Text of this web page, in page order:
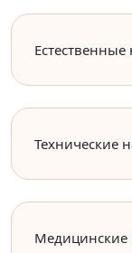
Естественные
Технические
Медицинские